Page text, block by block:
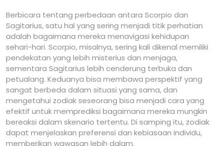
Berbicara tentang perbedaan antara Scorpio dan
Sagitarius, satu hal yang sering menjadi titik perhatian
adalah bagaimana mereka menavigasi kehidupan
sehari-hari. Scorpio, misalnya, sering kali dikenal memiliki
pendekatan yang lebih misterius dan menjaga,
sementara Sagitarius lebih cenderung terbuka dan
petualang. Keduanya bisa membawa perspektif yang
sangat berbeda dalam situasi yang sama, dan
mengetahui zodiak seseorang bisa menjadi cara yang
efektif untuk memprediksi bagaimana mereka mungkin
bereaksi dalam skenario tertentu. Di samping itu, zodiak
dapat menjelaskan preferensi dan kebiasaan individu,
memberikan wawasan lebih dalam.